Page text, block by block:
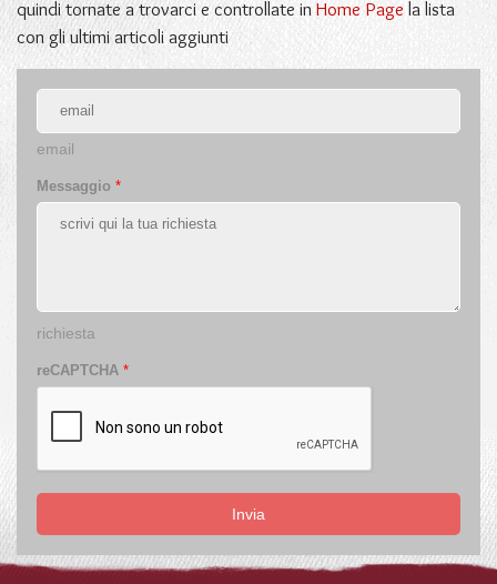
quindi tornate a trovarci e controllate in Home Page la lista
con gli ultimi articoli aggiunti
email
Messaggio *
richiesta
reCAPTCHA *
Invia